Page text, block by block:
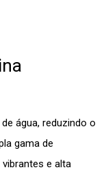
água, reduzindo o
gama de
e alta